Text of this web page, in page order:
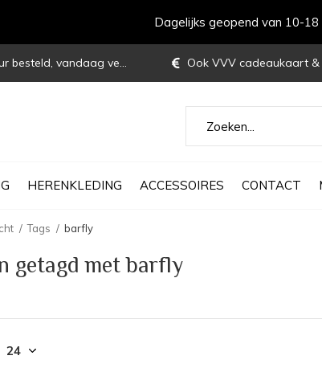
HERENKLEDING ACCESSOIRES CONTACT
vandaag verstuurd Ook VVV cadeaukaart &
Dagelijks geopend van 10-
Tags barfly
getagd met barfly